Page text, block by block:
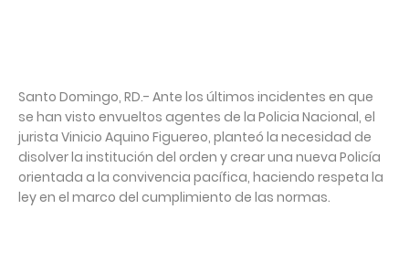
Santo Domingo, RD.- Ante los últimos incidentes en que
se han visto envueltos agentes de la Policia Nacional, el
jurista Vinicio Aquino Figuereo, planteó la necesidad de
disolver la institución del orden y crear una nueva Policía
orientada a la convivencia pacífica, haciendo respeta la
ley en el marco del cumplimiento de las normas.